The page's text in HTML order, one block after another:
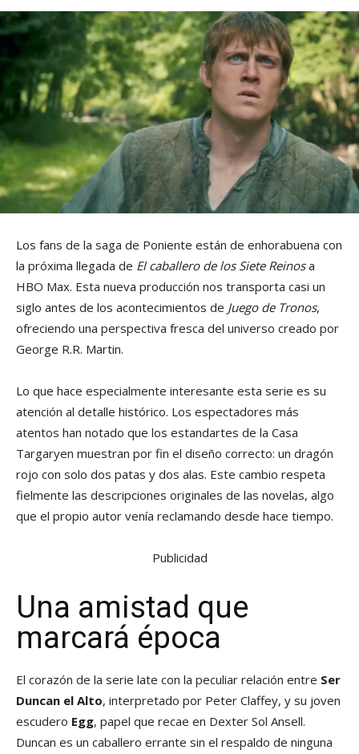
Los fans de la saga de Poniente están de enhorabuena con
la próxima llegada de El caballero de los Siete Reinosa
HBO Max. Esta nueva producción nos transporta casi un
siglo antes de los acontecimientos de Juego de Tronos,
ofreciendo una perspectiva fresca del universo creado por
George R.R. Martin.
Lo que hace especialmente interesante esta serie es su
atención al detalle histórico. Los espectadores más
atentos han notado que los estandartes de la Casa
Targaryen muestran por fin el diseño correcto: un dragón
rojo con solo dos patas y dos alas. Este cambio respeta
fielmente las descripciones originales de las novelas, algo
que el propio autor venía reclamando desde hace tiempo.
Publicidad
Una amistad que
marcará época
El corazón de la serie late con la peculiar relación entre Ser
Duncan el Alto, interpretado por Peter Claffey, y su joven
escudero Egg, papel que recae en Dexter Sol Ansell.
Duncan es un caballero errante sin el respaldo de ninguna